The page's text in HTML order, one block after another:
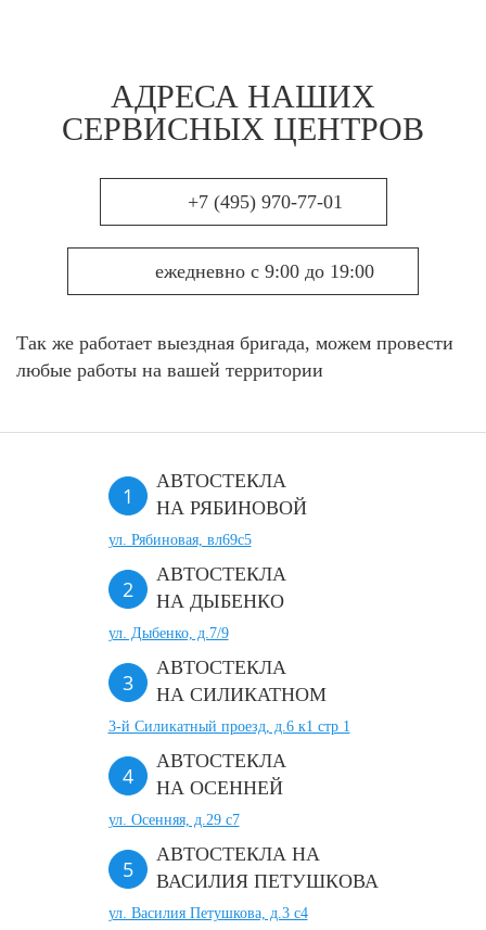
АДРЕСА НАШИХ
СЕРВИСНЫХ ЦЕНТРОВ
+7 (495) 970-77-01
ежедневно с 9:00 до 19:00
Так же работает выездная бригада, можем провести
любые работы на вашей территории
АВТОСТЕКЛА
НА РЯБИНОВОЙ
ул. Рябиновая, вл69с5
АВТОСТЕКЛА
НА ДЫБЕНКО
ул. Дыбенко, д.7/9
АВТОСТЕКЛА
НА СИЛИКАТНОМ
3-й Силикатный проезд, д.6 к1 стр 1
АВТОСТЕКЛА
НА ОСЕННЕЙ
ул. Осенняя, д.29 с7
АВТОСТЕКЛА НА
ВАСИЛИЯ ПЕТУШКОВА
ул. Василия Петушкова, д.3 с4